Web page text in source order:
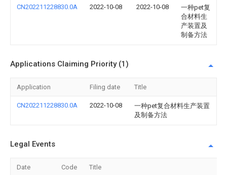
CN202211228830.0A 2022-10-08 2022-10-08
一种pet复
合材料生
产装置及
制备方法
Applications Claiming Priority (1)
Application Filing date Title
CN202211228830.0A 2022-10-08
一种pet复合材料生产装置
及制备方法
Legal Events
Date Code Title